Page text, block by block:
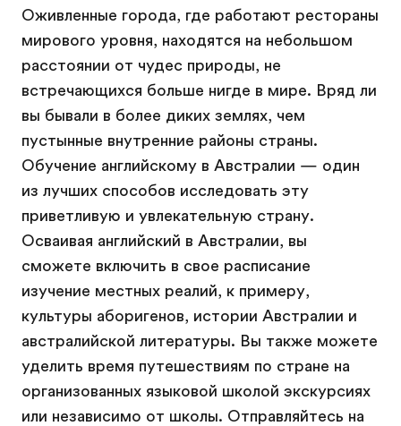
Оживленные города, где работают рестораны
мирового уровня, находятся на небольшом
расстоянии от чудес природы, не
встречающихся больше нигде в мире. Вряд ли
вы бывали в более диких землях, чем
пустынные внутренние районы страны.
Обучение английскому в Австралии — один
из лучших способов исследовать эту
приветливую и увлекательную страну.
Осваивая английский в Австралии, вы
сможете включить в свое расписание
изучение местных реалий, к примеру,
культуры аборигенов, истории Австралии и
австралийской литературы. Вы также можете
уделить время путешествиям по стране на
организованных языковой школой экскурсиях
или независимо от школы. Отправляйтесь на